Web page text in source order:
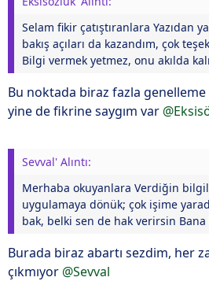
Selam fikir çatıştıranlara Yazıdan
bakış açıları da kazandım, çok
Bilgi vermek yetmez, onu akılda
Bu noktada biraz fazla genelleme
yine de fikrine saygım var
Sevval' Alıntı:
Merhaba okuyanlara Verdiğin
uygulamaya dönük; çok işime
bak, belki sen de hak verirsin Bana
Burada biraz abartı sezdim, her
çıkmıyor @Sevval